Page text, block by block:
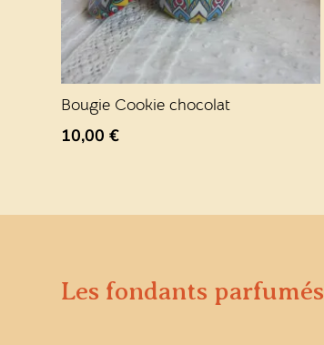
Bougie Cookie chocolat
10,00€
Les fondants parfumés